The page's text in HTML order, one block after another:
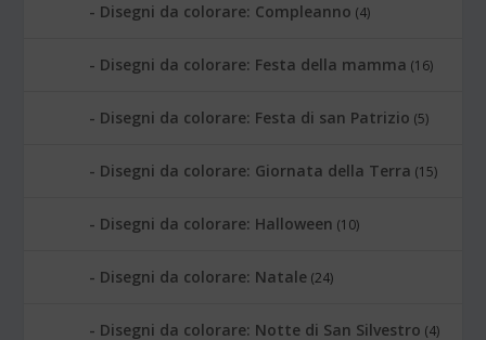
Disegni da colorare: Compleanno (4)
Disegni da colorare: Festa della mamma (16)
Disegni da colorare: Festa di san Patrizio (5)
Disegni da colorare: Giornata della Terra (15)
Disegni da colorare: Halloween (10)
Disegni da colorare: Natale (24)
Disegni da colorare: Notte di San Silvestro (4)